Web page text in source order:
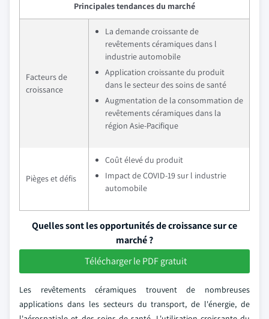
Principales tendances du marché
Facteurs de
croissance
La demande croissante de
revêtements céramiques dans l
industrie automobile
Application croissante du produit
dans le secteur des soins de santé
Augmentation de la consommation de
revêtements céramiques dans la
région Asie-Pacifique
Pièges et défis
Coût élevé du produit
Impact de COVID-19 sur l industrie
automobile
Quelles sont les opportunités de croissance sur ce
marché ?
Télécharger le PDF gratuit
Les revêtements céramiques trouvent de nombreuses
applications dans les secteurs du transport, de l'énergie, de